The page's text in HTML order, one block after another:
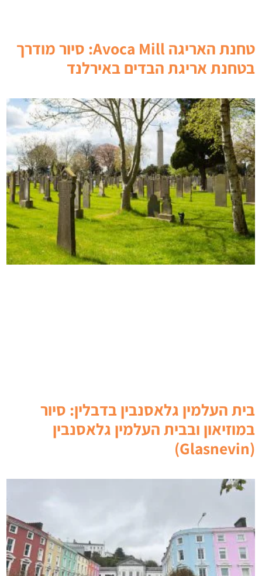
טחנת האריגה Avoca Mill: סיור מודרך
בטחנת אריגת הבדים באירלנד
בית העלמין גלאסנבין בדבלין: סיור
במוזיאון ובבית העלמין גלאסנבין
(Glasnevin)